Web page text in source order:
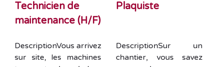
Technicien de
maintenance (H/F)
DescriptionVous arrivez
sur site, les machines
Plaquiste
DescriptionSur un
chantier, vous savez